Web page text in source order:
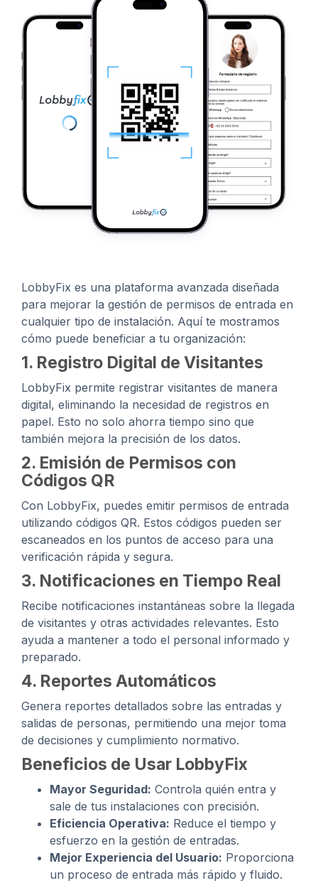
LobbyFix es una plataforma avanzada diseñada
para mejorar la gestión de permisos de entrada en
cualquier tipo de instalación. Aquí te mostramos
cómo puede beneficiar a tu organización:
1. Registro Digital de Visitantes
LobbyFix permite registrar visitantes de manera
digital, eliminando la necesidad de registros en
papel. Esto no solo ahorra tiempo sino que
también mejora la precisión de los datos.
2. Emisión de Permisos con
Códigos QR
Con LobbyFix, puedes emitir permisos de entrada
utilizando códigos QR. Estos códigos pueden ser
escaneados en los puntos de acceso para una
verificación rápida y segura.
3. Notificaciones en Tiempo Real
Recibe notificaciones instantáneas sobre la llegada
de visitantes y otras actividades relevantes. Esto
ayuda a mantener a todo el personal informado y
preparado.
4. Reportes Automáticos
Genera reportes detallados sobre las entradas y
salidas de personas, permitiendo una mejor toma
de decisiones y cumplimiento normativo.
Beneficios de Usar LobbyFix
Mayor Seguridad: Controla quién entra y
sale de tus instalaciones con precisión.
Eficiencia Operativa: Reduce el tiempo y
esfuerzo en la gestión de entradas.
Mejor Experiencia del Usuario: Proporciona
un proceso de entrada más rápido y fluido.